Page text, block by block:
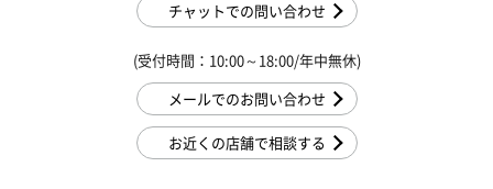
チャットでの問い合わせ
(受付時間：10:00～18:00/年中無休)
メールでのお問い合わせ
お近くの店舗で相談する